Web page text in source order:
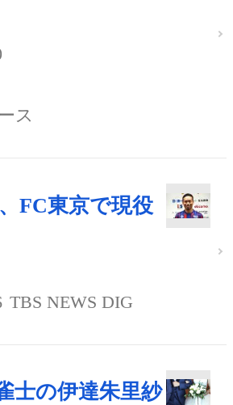
ス
FC東京で現役
TBS NEWS DIG
士の伊達朱里紗